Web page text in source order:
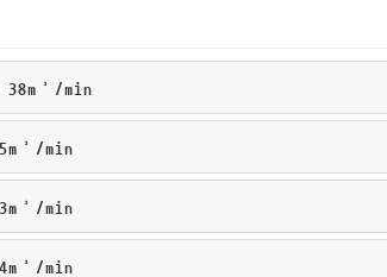
min
min
min
min